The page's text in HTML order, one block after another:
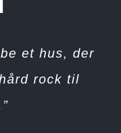
et hus, der
rock til